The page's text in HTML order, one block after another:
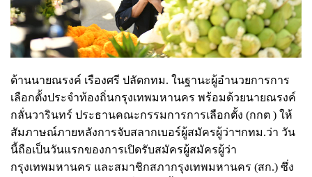
ด้านนายณรงค์ เรืองศรี ปลัดกทม. ในฐานะผู้อำนวยการการ
เลือกตั้งประจำท้องถิ่นกรุงเทพมหานคร พร้อมด้วยนายณรงค์
กลั่นวารินทร์ ประธานคณะกรรมการการเลือกตั้ง (กกต ) ให้
สัมภาษณ์ภายหลังการจับสลากเบอร์ผู้สมัครผู้ว่าฯกทม.ว่า วัน
นี้ถือเป็นวันแรกของการเปิดรับสมัครผู้สมัครผู้ว่า
กรุงเทพมหานคร และสมาชิกสภากรุงเทพมหานคร (สก.) ซึ่ง